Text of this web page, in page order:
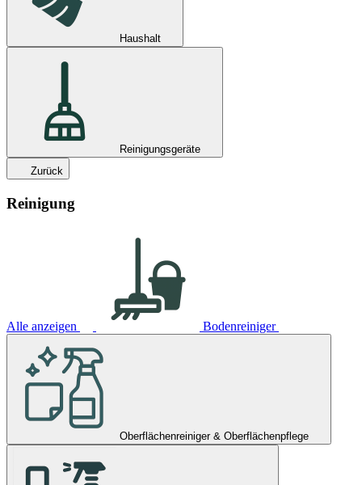
Haushalt
Reinigungsgeräte
Zurück
Reinigung
Alle anzeigen Bodenreiniger
Oberflächenreiniger & Oberflächenpflege